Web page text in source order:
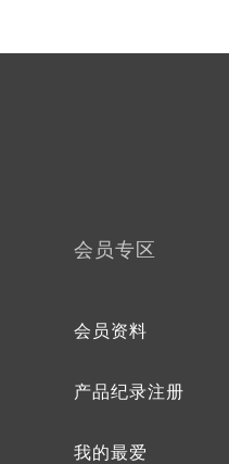
会员专区
会员资料
产品纪录注册
我的最爱